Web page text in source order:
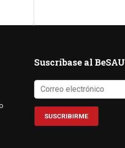
Suscríbase al BeSAU